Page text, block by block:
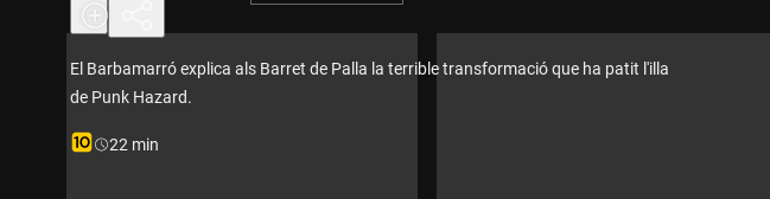
El Barbamarró explica als Barret de Palla la terrible transformació que ha patit l'illa
de Punk Hazard.
Durada:
22 min